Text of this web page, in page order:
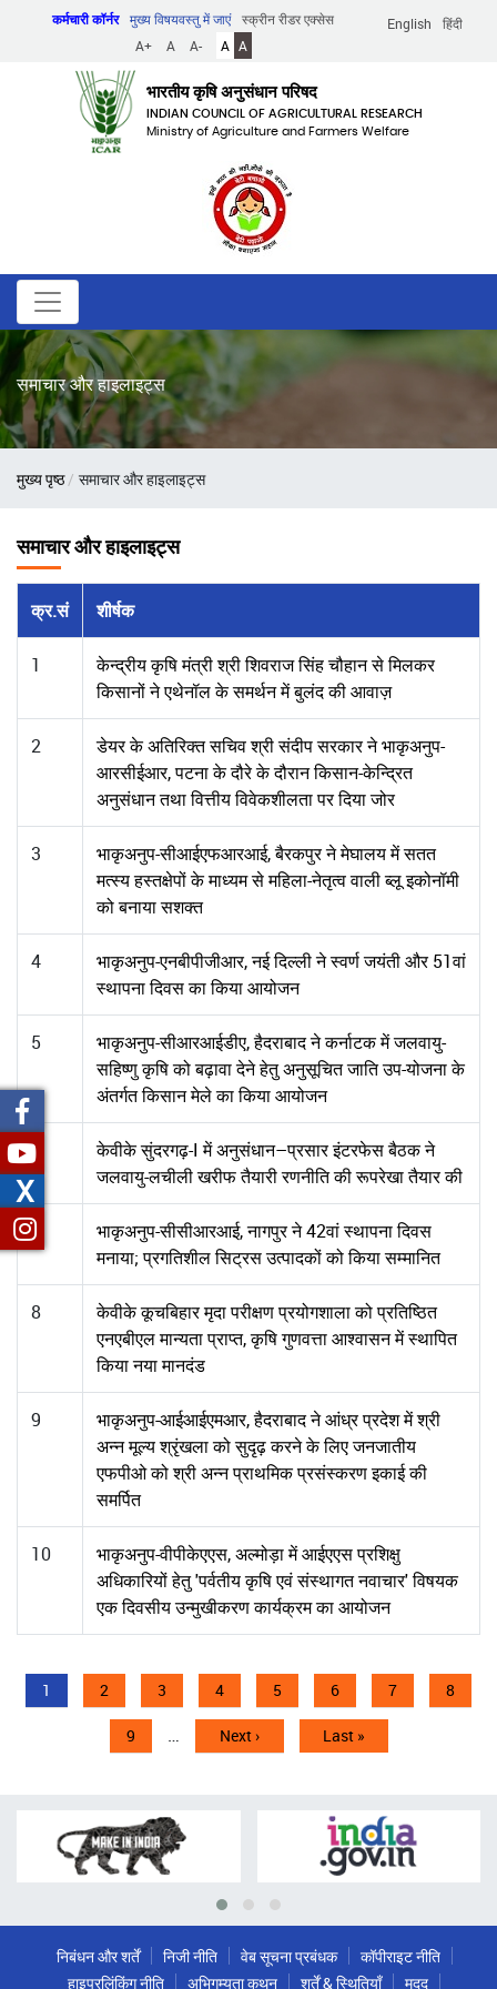
English हिंदी
कर्मचारी कॉर्नर मुख्य विषयवस्तु में जाएं
स्क्रीन रीडर एक्सेस
A+
A A- A A
भारतीय कृषि अनुसंधान परिषद
INDIAN COUNCIL OF AGRICULTURAL RESEARCH
Ministry of Agriculture and Farmers Welfare
समाचार और हाइलाइट्स
पग
मुख्य पृष्ठ समाचार और हाइलाइट्स
समाचार और हाइलाइट्स
क्र.सं शीर्षक
1
केन्द्रीय कृषि मंत्री श्री शिवराज सिंह चौहान से मिलकर
किसानों ने एथेनॉल के समर्थन में बुलंद की आवाज़
2
डेयर के अतिरिक्त सचिव श्री संदीप सरकार ने भाकृअनुप-
आरसीईआर, पटना के दौरे के दौरान किसान-केन्द्रित
अनुसंधान तथा वित्तीय विवेकशीलता पर दिया जोर
3
भाकृअनुप-सीआईएफआरआई, बैरकपुर ने मेघालय में सतत
मत्स्य हस्तक्षेपों के माध्यम से महिला-नेतृत्व वाली ब्लू इकोनॉमी
को बनाया सशक्त
4
भाकृअनुप-एनबीपीजीआर, नई दिल्ली ने स्वर्ण जयंती और 51वां
स्थापना दिवस का किया आयोजन
5
भाकृअनुप-सीआरआईडीए, हैदराबाद ने कर्नाटक में जलवायु-
सहिष्णु कृषि को बढ़ावा देने हेतु अनुसूचित जाति उप-योजना के
अंतर्गत किसान मेले का किया आयोजन
6
केवीके सुंदरगढ़-I में अनुसंधान–प्रसार इंटरफेस बैठक ने
जलवायु-लचीली खरीफ तैयारी रणनीति की रूपरेखा तैयार की
7
भाकृअनुप-सीसीआरआई, नागपुर ने 42वां स्थापना दिवस
मनाया; प्रगतिशील सिट्रस उत्पादकों को किया सम्मानित
8
केवीके कूचबिहार मृदा परीक्षण प्रयोगशाला को प्रतिष्ठित
एनएबीएल मान्यता प्राप्त, कृषि गुणवत्ता आश्वासन में स्थापित
किया नया मानदंड
9
भाकृअनुप-आईआईएमआर, हैदराबाद ने आंध्र प्रदेश में श्री
अन्न मूल्य श्रृंखला को सुदृढ़ करने के लिए जनजातीय
एफपीओ को श्री अन्न प्राथमिक प्रसंस्करण इकाई की
समर्पित
10
भाकृअनुप-वीपीकेएएस, अल्मोड़ा में आईएएस प्रशिक्षु
अधिकारियों हेतु 'पर्वतीय कृषि एवं संस्थागत नवाचार' विषयक
एक दिवसीय उन्मुखीकरण कार्यक्रम का आयोजन
Pagination
Current
1 पृष्ठ
2 पृष्ठ
3 पृष्ठ
4 पृष्ठ
5 पृष्ठ
6 पृष्ठ
7 पृष्ठ
8
पृष्ठ
9 …
Next
Next ›
Last
Last »
निबंधन और शर्तें निजी नीति वेब सूचना प्रबंधक
कॉपीराइट नीति
हाइपरलिंकिंग नीति
अभिगम्यता कथन शर्तें & स्थितियाँ मदद
X